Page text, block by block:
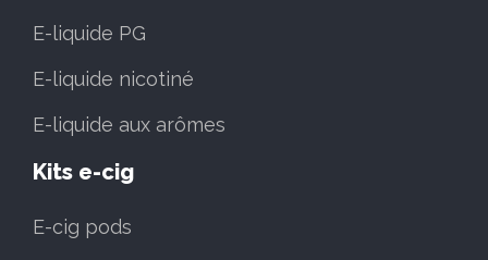
E-liquide PG
E-liquide nicotiné
E-liquide aux arômes
Kits e-cig
E-cig pods